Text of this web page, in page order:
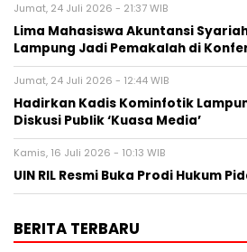
Jumat, 24 Juli 2026 - 21:37 WIB
Lima Mahasiswa Akuntansi Syariah
Lampung Jadi Pemakalah di
Jumat, 24 Juli 2026 - 12:44 WIB
Hadirkan Kadis Kominfotik
Diskusi Publik ‘Kuasa Media’
Kamis, 16 Juli 2026 - 10:13 WIB
UIN RIL Resmi Buka Prodi Hukum
BERITA TERBARU